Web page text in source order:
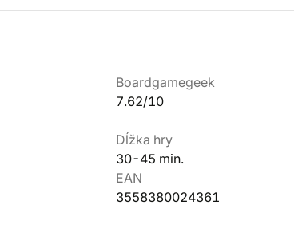
Boardgamegeek
7.62/10
Dĺžka hry
30-45 min.
EAN
3558380024361